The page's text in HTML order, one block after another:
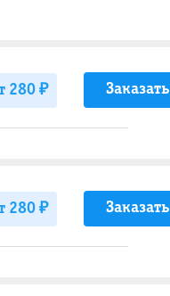
280 ₽ Заказать
280 ₽ Заказать